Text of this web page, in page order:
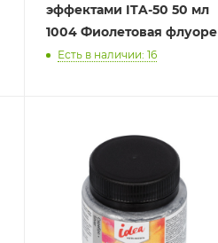
эффектами ITA-50 50 мл
1004 Фиолетовая флуоре
Есть в наличии: 16